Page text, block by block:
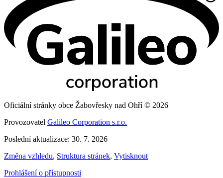
Oficiální stránky obce Žabovřesky nad Ohří © 2026
Provozovatel Galileo Corporation s.r.o.
Poslední aktualizace: 30. 7. 2026
Změna vzhledu, Struktura stránek, Vytisknout
Prohlášení o přístupnosti